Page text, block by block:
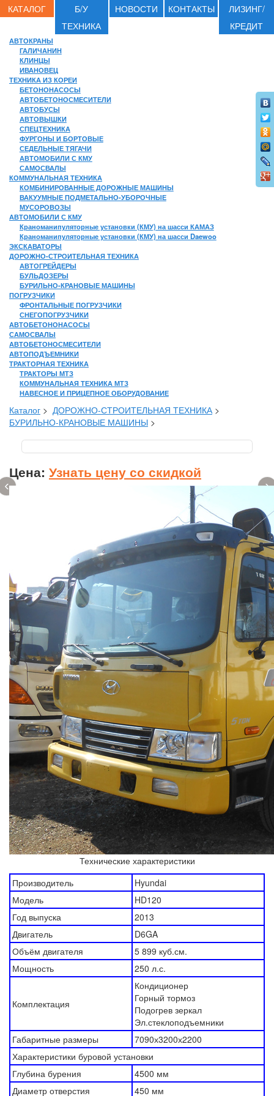
КАТАЛОГ
Б/У
ТЕХНИКА
НОВОСТИ КОНТАКТЫ
ЛИЗИНГ/
КРЕДИТ
АВТОКРАНЫ
ГАЛИЧАНИН
КЛИНЦЫ
ИВАНОВЕЦ
ТЕХНИКА ИЗ КОРЕИ
БЕТОНОНАСОСЫ
АВТОБЕТОНОСМЕСИТЕЛИ
АВТОБУСЫ
АВТОВЫШКИ
СПЕЦТЕХНИКА
ФУРГОНЫ И БОРТОВЫЕ
СЕДЕЛЬНЫЕ ТЯГАЧИ
АВТОМОБИЛИ С КМУ
САМОСВАЛЫ
КОММУНАЛЬНАЯ ТЕХНИКА
КОМБИНИРОВАННЫЕ ДОРОЖНЫЕ МАШИНЫ
ВАКУУМНЫЕ ПОДМЕТАЛЬНО-УБОРОЧНЫЕ
МУСОРОВОЗЫ
АВТОМОБИЛИ С КМУ
Краноманипуляторные установки (КМУ) на шасси КАМАЗ
Краноманипуляторные установки (КМУ) на шасси Daewoo
ЭКСКАВАТОРЫ
ДОРОЖНО-СТРОИТЕЛЬНАЯ ТЕХНИКА
АВТОГРЕЙДЕРЫ
БУЛЬДОЗЕРЫ
БУРИЛЬНО-КРАНОВЫЕ МАШИНЫ
ПОГРУЗЧИКИ
ФРОНТАЛЬНЫЕ ПОГРУЗЧИКИ
СНЕГОПОГРУЗЧИКИ
АВТОБЕТОНОНАСОСЫ
САМОСВАЛЫ
АВТОБЕТОНОСМЕСИТЕЛИ
АВТОПОДЪЕМНИКИ
ТРАКТОРНАЯ ТЕХНИКА
ТРАКТОРЫ МТЗ
КОММУНАЛЬНАЯ ТЕХНИКА МТЗ
НАВЕСНОЕ И ПРИЦЕПНОЕ ОБОРУДОВАНИЕ
Каталог > ДОРОЖНО-СТРОИТЕЛЬНАЯ ТЕХНИКА>
БУРИЛЬНО-КРАНОВЫЕ МАШИНЫ >
‹ ›
Цена: Узнать цену со скидкой
Технические характеристики
Производитель
Hyundai
Модель
HD120
Год выпуска
2013
Двигатель
D6GA
Объём двигателя
5 899 куб.см.
Мощность
250 л.с.
Комплектация
Кондиционер
Горный тормоз
Подогрев зеркал
Эл.стеклоподъемники
Габаритные размеры
7090х3200х2200
Характеристики буровой установки
Глубина бурения
4500 мм
Диаметр отверстия
450 мм